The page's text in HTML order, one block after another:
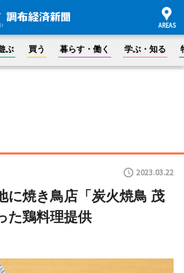
ぶ 買う 暮らす・働く 学ぶ・知る
2023.03.22
に焼き鳥店「炭火焼鳥 茂
鶏料理提供